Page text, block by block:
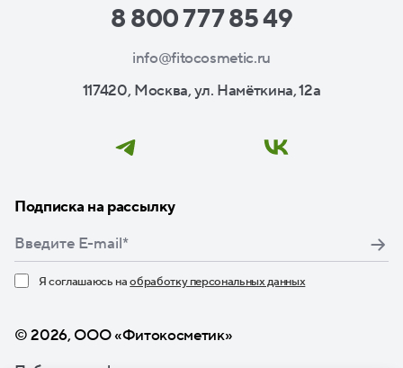
8 800 777 85 49
info@fitocosmetic.ru
117420, Москва, ул. Намёткина, 12а
Подписка на рассылку
Я соглашаюсь наобработку персональных данных
© 2026, ООО «Фитокосметик»